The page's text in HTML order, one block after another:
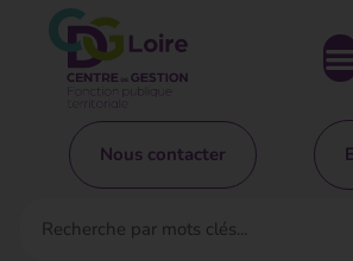
Nous contacter